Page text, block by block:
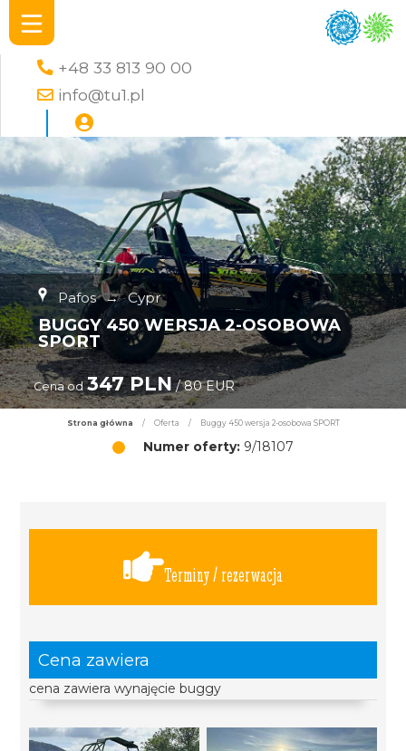
+48 33 813 90 00
info@tu1.pl
Pafos → Cypr
BUGGY 450 WERSJA 2-OSOBOWA
SPORT
Cena od 347 PLN/ 80 EUR
Strona główna / Oferta / Buggy 450 wersja 2-osobowa SPORT
Numer oferty: 9/18107
Terminy / rezerwacja
Cena zawiera
cena zawiera wynajęcie buggy